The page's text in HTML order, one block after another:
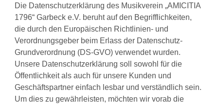
Die Datenschutzerklärung des Musikverein „AMICITIA
1796“ Garbeck e.V. beruht auf den Begrifflichkeiten,
die durch den Europäischen Richtlinien- und
Verordnungsgeber beim Erlass der Datenschutz-
Grundverordnung (DS-GVO) verwendet wurden.
Unsere Datenschutzerklärung soll sowohl für die
Öffentlichkeit als auch für unsere Kunden und
Geschäftspartner einfach lesbar und verständlich sein.
Um dies zu gewährleisten, möchten wir vorab die